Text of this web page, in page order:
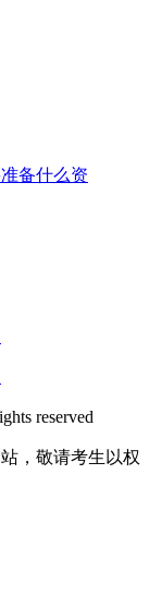
备什么资
reserved
，敬请考生以权